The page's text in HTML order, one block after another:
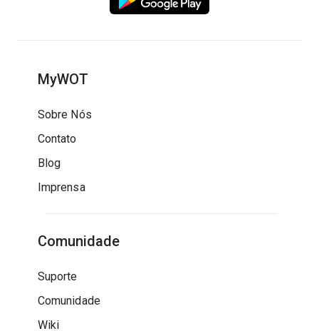
MyWOT
Sobre Nós
Contato
Blog
Imprensa
Comunidade
Suporte
Comunidade
Wiki